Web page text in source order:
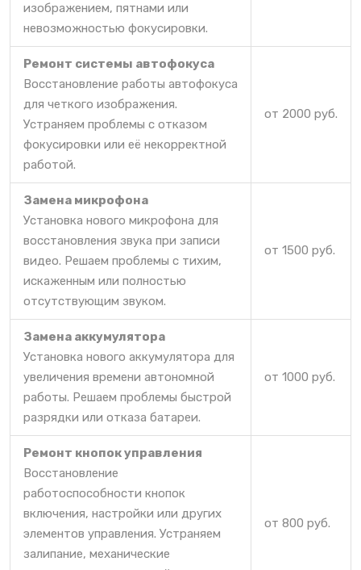
изображением, пятнами или
невозможностью фокусировки.
Ремонт системы автофокуса
Восстановление работы автофокуса
для четкого изображения.
Устраняем проблемы с отказом
фокусировки или её некорректной
работой.
от 2000 руб.
Замена микрофона
Установка нового микрофона для
восстановления звука при записи
видео. Решаем проблемы с тихим,
искаженным или полностью
отсутствующим звуком.
от 1500 руб.
Замена аккумулятора
Установка нового аккумулятора для
увеличения времени автономной
работы. Решаем проблемы быстрой
разрядки или отказа батареи.
от 1000 руб.
Ремонт кнопок управления
Восстановление
работоспособности кнопок
включения, настройки или других
элементов управления. Устраняем
залипание, механические
от 800 руб.